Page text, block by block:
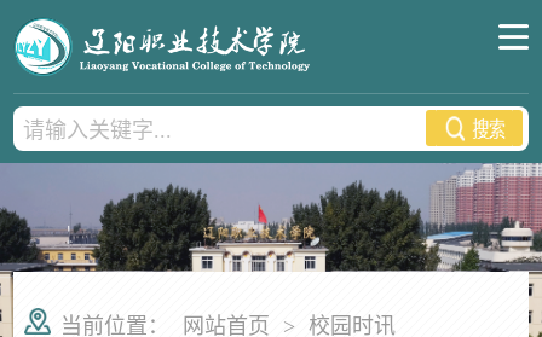
当前位置： 网站首页 > 校园时讯